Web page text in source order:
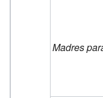
Madres